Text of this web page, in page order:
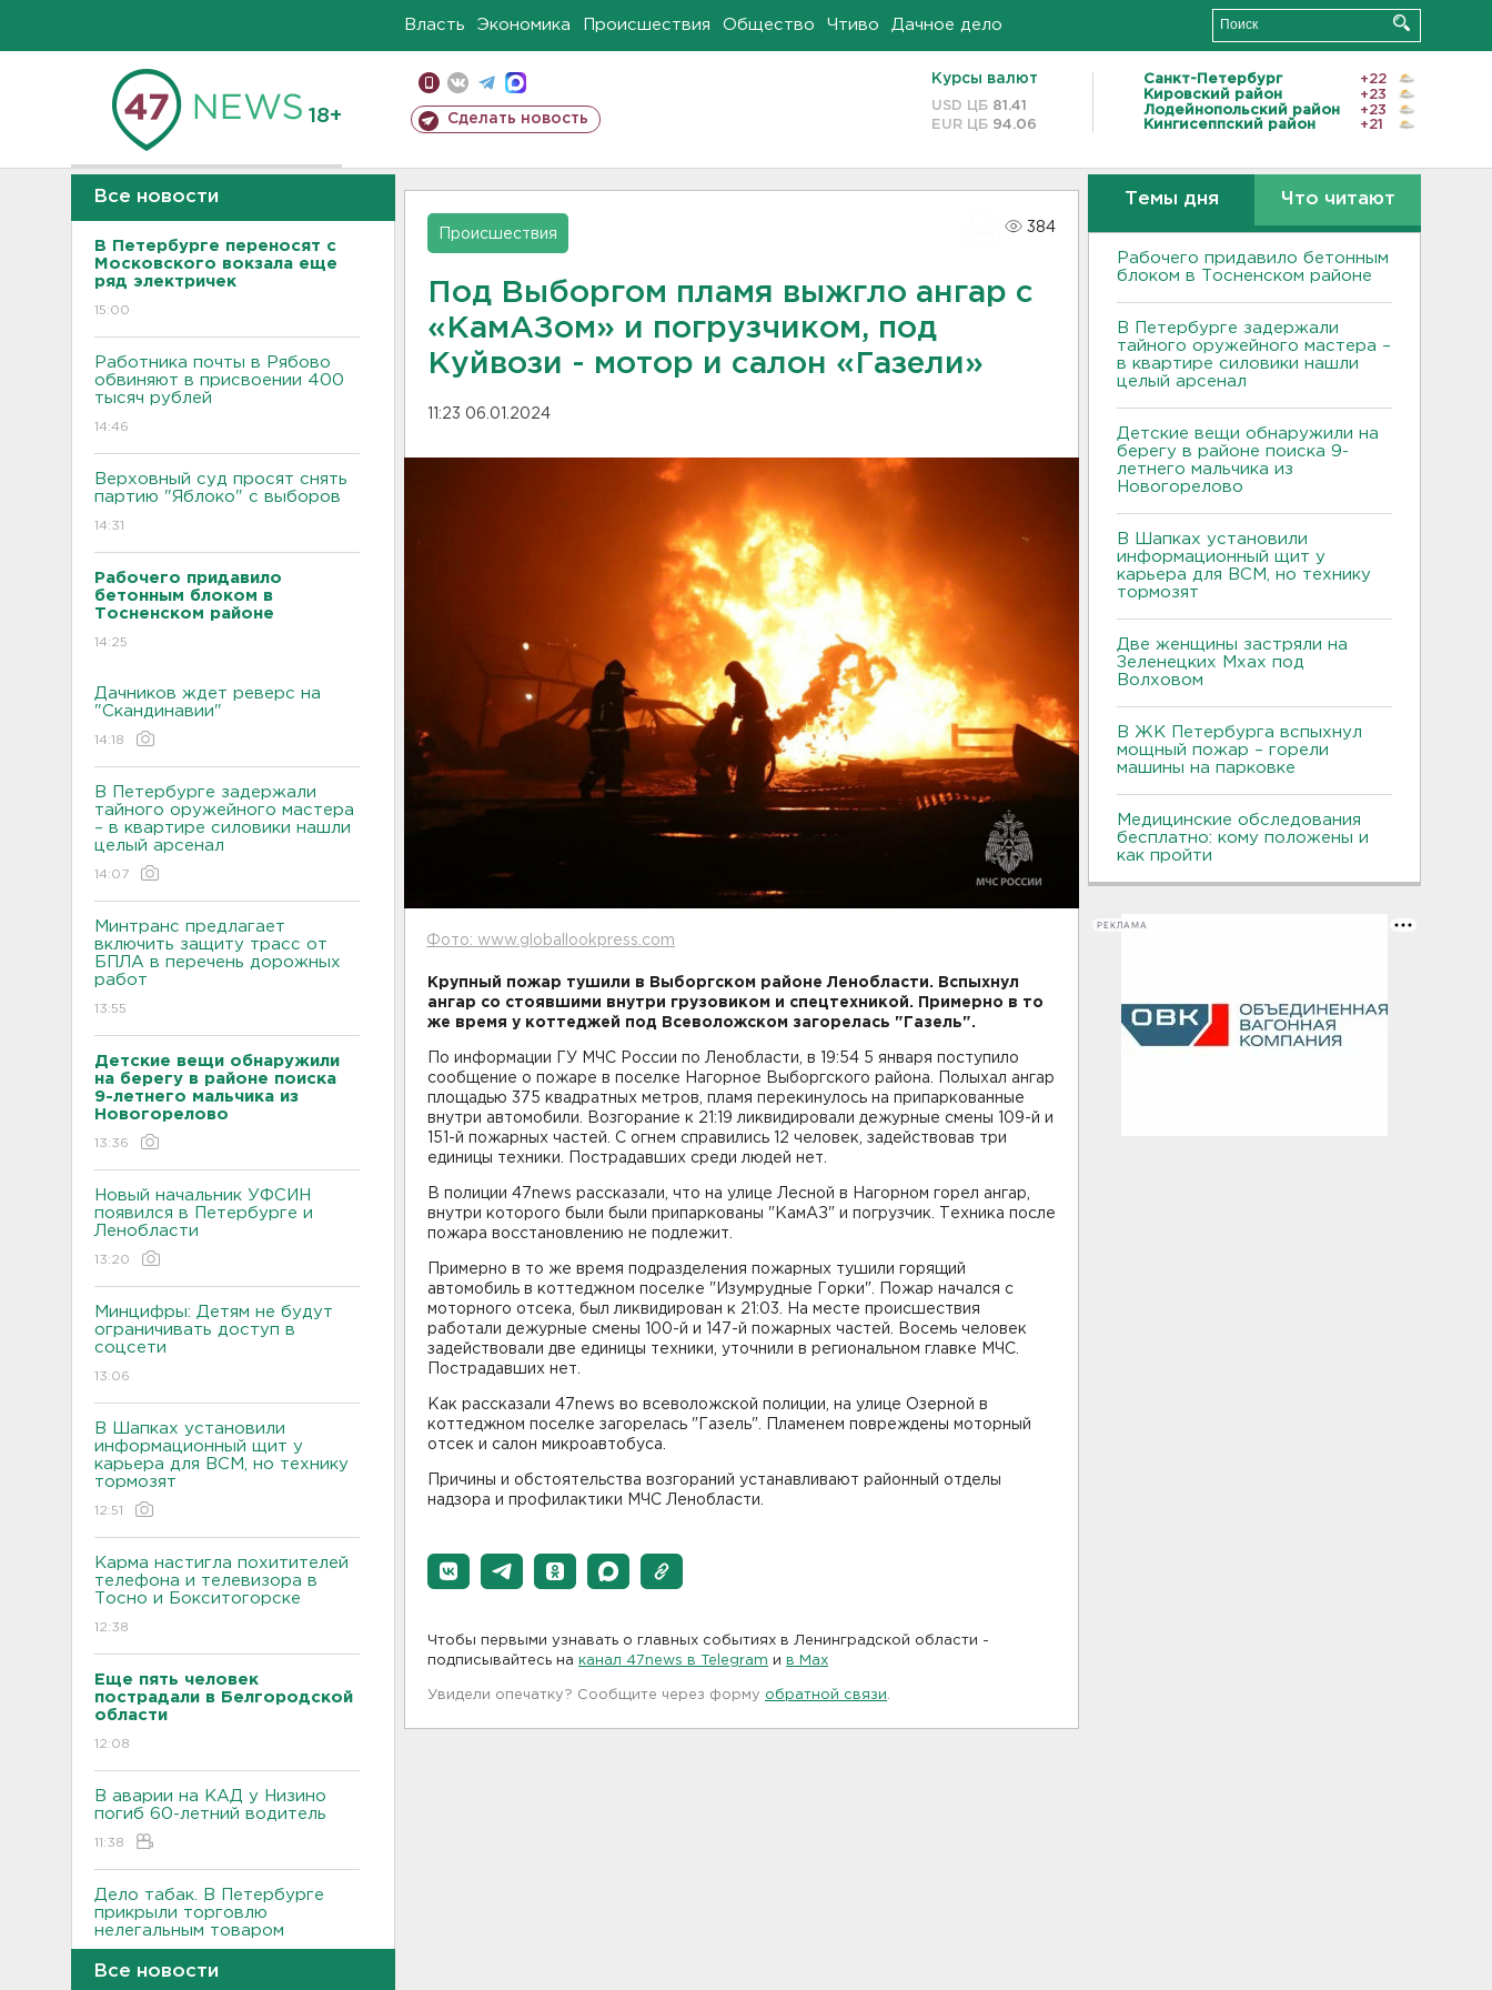
Власть Экономика Происшествия Общество Чтиво Дачное дело
18+ Сделать новость
Курсы валют
USD ЦБ 81.41
EUR ЦБ 94.06
Санкт-Петербург
+22
Кировский район
+23
Лодейнопольский район
+23
Кингисеппский район
+21
Все новости
В Петербурге переносят с
Московского вокзала еще
ряд электричек
15:00
Работника почты в Рябово
обвиняют в присвоении 400
тысяч рублей
14:46
Верховный суд просят снять
партию "Яблоко" с выборов
14:31
Рабочего придавило
бетонным блоком в
Тосненском районе
14:25
Дачников ждет реверс на
"Скандинавии"
14:18
В Петербурге задержали
тайного оружейного мастера
– в квартире силовики нашли
целый арсенал
14:07
Минтранс предлагает
включить защиту трасс от
БПЛА в перечень дорожных
работ
13:55
Детские вещи обнаружили
на берегу в районе поиска
9-летнего мальчика из
Новогорелово
13:36
Новый начальник УФСИН
появился в Петербурге и
Ленобласти
13:20
Минцифры: Детям не будут
ограничивать доступ в
соцсети
13:06
В Шапках установили
информационный щит у
карьера для ВСМ, но технику
тормозят
12:51
Карма настигла похитителей
телефона и телевизора в
Тосно и Бокситогорске
12:38
Еще пять человек
пострадали в Белгородской
области
12:08
В аварии на КАД у Низино
погиб 60-летний водитель
11:38
Дело табак. В Петербурге
прикрыли торговлю
нелегальным товаром
Все новости
Происшествия
384
Под Выборгом пламя выжгло ангар с
«КамАЗом» и погрузчиком, под
Куйвози - мотор и салон «Газели»
11:23 06.01.2024
Фото: www.globallookpress.com
Крупный пожар тушили в Выборгском районе Ленобласти. Вспыхнул
ангар со стоявшими внутри грузовиком и спецтехникой. Примерно в то
же время у коттеджей под Всеволожском загорелась "Газель".
По информации ГУ МЧС России по Ленобласти, в 19:54 5 января поступило
сообщение о пожаре в поселке Нагорное Выборгского района. Полыхал ангар
площадью 375 квадратных метров, пламя перекинулось на припаркованные
внутри автомобили. Возгорание к 21:19 ликвидировали дежурные смены 109-й и
151-й пожарных частей. С огнем справились 12 человек, задействовав три
единицы техники. Пострадавших среди людей нет.
В полиции 47news рассказали, что на улице Лесной в Нагорном горел ангар,
внутри которого были были припаркованы "КамАЗ" и погрузчик. Техника после
пожара восстановлению не подлежит.
Примерно в то же время подразделения пожарных тушили горящий
автомобиль в коттеджном поселке "Изумрудные Горки". Пожар начался с
моторного отсека, был ликвидирован к 21:03. На месте происшествия
работали дежурные смены 100-й и 147-й пожарных частей. Восемь человек
задействовали две единицы техники, уточнили в региональном главке МЧС.
Пострадавших нет.
Как рассказали 47news во всеволожской полиции, на улице Озерной в
коттеджном поселке загорелась "Газель". Пламенем повреждены моторный
отсек и салон микроавтобуса.
Причины и обстоятельства возгораний устанавливают районный отделы
надзора и профилактики МЧС Ленобласти.
Чтобы первыми узнавать о главных событиях в Ленинградской области -
подписывайтесь на канал 47news в Telegram и в Maх
Увидели опечатку? Сообщите через форму обратной связи
Темы дня Что читают
Рабочего придавило бетонным
блоком в Тосненском районе
В Петербурге задержали
тайного оружейного мастера –
в квартире силовики нашли
целый арсенал
Детские вещи обнаружили на
берегу в районе поиска 9-
летнего мальчика из
Новогорелово
В Шапках установили
информационный щит у
карьера для ВСМ, но технику
тормозят
Две женщины застряли на
Зеленецких Мхах под
Волховом
В ЖК Петербурга вспыхнул
мощный пожар – горели
машины на парковке
Медицинские обследования
бесплатно: кому положены и
как пройти
РЕКЛАМА